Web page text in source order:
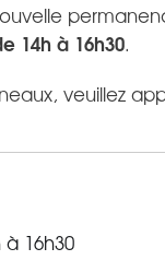
14h à 16h30.
veuillez
16h30